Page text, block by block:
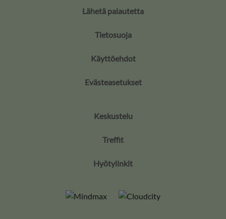
Lähetä palautetta
Tietosuoja
Käyttöehdot
Evästeasetukset
Keskustelu
Treffit
Hyötylinkit